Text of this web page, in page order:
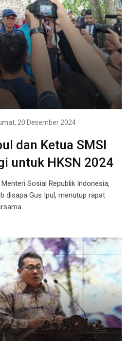
20 Desember 2024
dan Ketua SMSI
untuk HKSN 2024
Menteri Sosial Republik Indonesia,
disapa Gus Ipul, menutup rapat